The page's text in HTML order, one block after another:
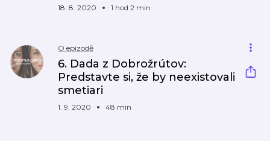
18. 8. 2020 1 hod 2 min
O epizodě
6. Dada z Dobrožrútov:
Predstavte si, že by neexistovali
smetiari
1. 9. 2020 48 min